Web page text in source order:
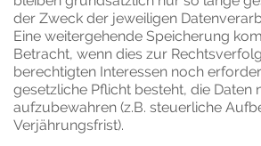
der Zweck der jeweiligen
Eine weitergehende Speicherung
Betracht, wenn dies zur
berechtigten Interessen noch
gesetzliche Pflicht besteht, die Daten
aufzubewahren (z.B. steuerliche
Verjährungsfrist).